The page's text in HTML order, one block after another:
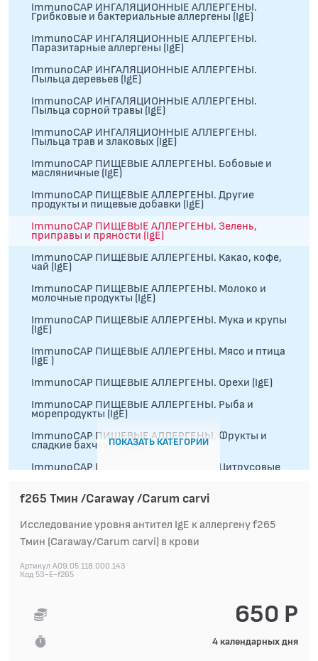
ImmunoCAP ИНГАЛЯЦИОННЫЕ АЛЛЕРГЕНЫ.
Грибковые и бактериальные аллергены (IgE)
ImmunoCAP ИНГАЛЯЦИОННЫЕ АЛЛЕРГЕНЫ.
Паразитарные аллергены (IgE)
ImmunoCAP ИНГАЛЯЦИОННЫЕ АЛЛЕРГЕНЫ.
Пыльца деревьев (IgE)
ImmunoCAP ИНГАЛЯЦИОННЫЕ АЛЛЕРГЕНЫ.
Пыльца сорной травы (IgE)
ImmunoCAP ИНГАЛЯЦИОННЫЕ АЛЛЕРГЕНЫ.
Пыльца трав и злаковых (IgE)
ImmunoCAP ПИЩЕВЫЕ АЛЛЕРГЕНЫ. Бобовые и
масляничные (IgE)
ImmunoCAP ПИЩЕВЫЕ АЛЛЕРГЕНЫ. Другие
продукты и пищевые добавки (IgE)
ImmunoCAP ПИЩЕВЫЕ АЛЛЕРГЕНЫ. Зелень,
приправы и пряности (IgE)
ImmunoCAP ПИЩЕВЫЕ АЛЛЕРГЕНЫ. Какао, кофе,
чай (IgE)
ImmunoCAP ПИЩЕВЫЕ АЛЛЕРГЕНЫ. Молоко и
молочные продукты (IgE)
ImmunoCAP ПИЩЕВЫЕ АЛЛЕРГЕНЫ. Мука и крупы
(IgE)
ImmunoCAP ПИЩЕВЫЕ АЛЛЕРГЕНЫ. Мясо и птица
(IgE )
ImmunoCAP ПИЩЕВЫЕ АЛЛЕРГЕНЫ. Орехи (IgE)
ImmunoCAP ПИЩЕВЫЕ АЛЛЕРГЕНЫ. Рыба и
морепродукты (IgE)
ImmunoCAP ПИЩЕВЫЕ АЛЛЕРГЕНЫ. Фрукты и
сладкие бахчевые (IgE)
ImmunoCAP ПИЩЕВЫЕ АЛЛЕРГЕНЫ. Цитрусовые
ImmunoCAP ПИЩЕВЫЕ АЛЛЕРГЕНЫ. Ягоды (IgE)
ImmunoCAP ПИЩЕВЫЕ АЛЛЕРГЕНЫ. Яичные
продукты (IgE)
бахчевые культуры, грибы и масляничные (IgE)
АЛЛЕРГОЛОГИЧЕСКИЕ ИССЛЕДОВАНИЯ
СПЕЦИАЛИЗИРОВАННЫЕ МЕТОДЫ
ПОКАЗАТЬ КАТЕГОРИИ
f265 Тмин /Caraway /Carum carvi
Исследование уровня антител IgE к аллергену f265
Тмин (Caraway/Carum carvi) в крови
Артикул A09.05.118.000.143
Код 53-E-f265
650 Р
4 календарных дня